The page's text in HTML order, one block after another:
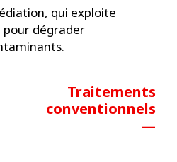
qui exploite
dégrader
Traitements
conventionnels
—